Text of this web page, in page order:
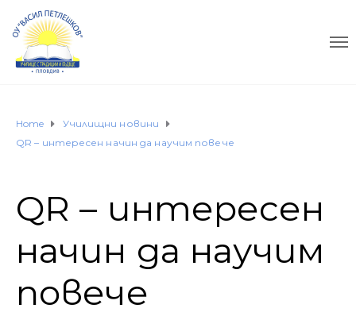
Home
Училищни новини
QR – интересен начин да научим повече
QR – интересен
начин да научим
повече